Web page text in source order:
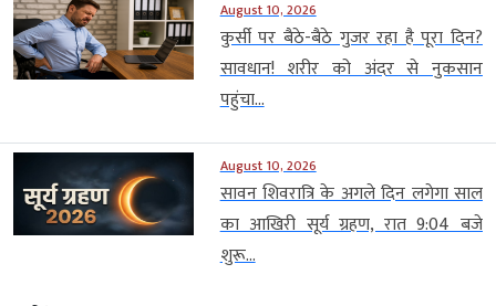
August 10, 2026
कुर्सी पर बैठे-बैठे गुजर रहा है पूरा दिन?
सावधान! शरीर को अंदर से नुकसान
पहुंचा...
August 10, 2026
सावन शिवरात्रि के अगले दिन लगेगा साल
का आखिरी सूर्य ग्रहण, रात 9:04 बजे
शुरू...